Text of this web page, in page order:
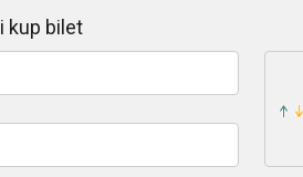
i kup bilet